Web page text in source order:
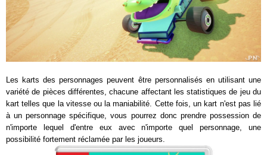
Les karts des personnages peuvent être personnalisés en utilisant une
variété de pièces différentes, chacune affectant les statistiques de jeu du
kart telles que la vitesse ou la maniabilité. Cette fois, un kart n'est pas lié
à un personnage spécifique, vous pourrez donc prendre possession de
n'importe lequel d'entre eux avec n'importe quel personnage, une
possibilité fortement réclamée par les joueurs.